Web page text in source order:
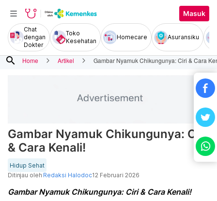
Masuk
Chat
dengan
Dokter
Toko
Kesehatan
Homecare Asuransiku
search Home Artikel Gambar Nyamuk Chikungunya: Ciri & Cara
Gambar Nyamuk Chikungunya: Ciri
& Cara Kenali!
Hidup Sehat
Ditinjau oleh Redaksi Halodoc12 Februari 2026
Gambar Nyamuk Chikungunya: Ciri & Cara Kenali!